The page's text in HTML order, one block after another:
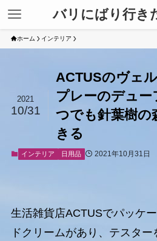
バリにばり行き
ホーム インテリア
ACTUSのヴェ
プレーのデュ
つでも針葉樹
きる
2021
10/31
インテリア 日用品 2021年10月31日
生活雑貨店ACTUSでパッケ
ドクリームがあり、テスター